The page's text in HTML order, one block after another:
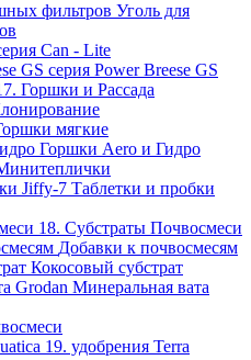
Уголь для
Can - Lite
серия Power Breese GS
Горшки и Рассада
мягкие
Горшки Aero и Гидро
Таблетки и пробки
18. Субстраты Почвосмеси
Добавки к почвосмесям
Кокосовый субстрат
Минеральная вата
19. удобрения Terra